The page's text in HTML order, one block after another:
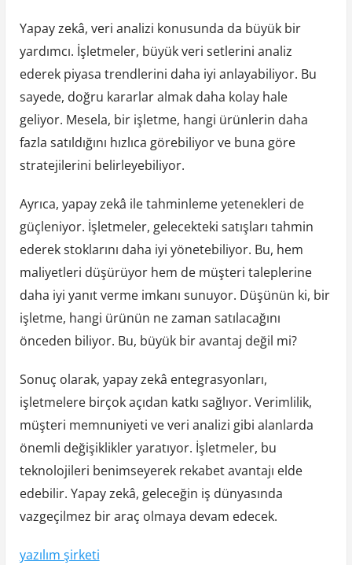
Yapay zekâ, veri analizi konusunda da büyük bir
yardımcı. İşletmeler, büyük veri setlerini analiz
ederek piyasa trendlerini daha iyi anlayabiliyor. Bu
sayede, doğru kararlar almak daha kolay hale
geliyor. Mesela, bir işletme, hangi ürünlerin daha
fazla satıldığını hızlıca görebiliyor ve buna göre
stratejilerini belirleyebiliyor.
Ayrıca, yapay zekâ ile tahminleme yetenekleri de
güçleniyor. İşletmeler, gelecekteki satışları tahmin
ederek stoklarını daha iyi yönetebiliyor. Bu, hem
maliyetleri düşürüyor hem de müşteri taleplerine
daha iyi yanıt verme imkanı sunuyor. Düşünün ki, bir
işletme, hangi ürünün ne zaman satılacağını
önceden biliyor. Bu, büyük bir avantaj değil mi?
Sonuç olarak, yapay zekâ entegrasyonları,
işletmelere birçok açıdan katkı sağlıyor. Verimlilik,
müşteri memnuniyeti ve veri analizi gibi alanlarda
önemli değişiklikler yaratıyor. İşletmeler, bu
teknolojileri benimseyerek rekabet avantajı elde
edebilir. Yapay zekâ, geleceğin iş dünyasında
vazgeçilmez bir araç olmaya devam edecek.
yazılım şirketi